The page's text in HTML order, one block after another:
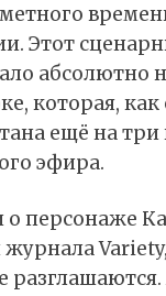
Этот
абсолютно
которая, как
ещё на три
эфира.
персонаже
разглашаются.